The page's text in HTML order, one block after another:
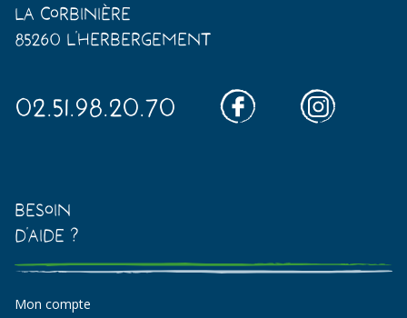
La Corbinière
85260 L'Herbergement
02.51.98.20.70
Besoin
d'aide ?
Mon compte